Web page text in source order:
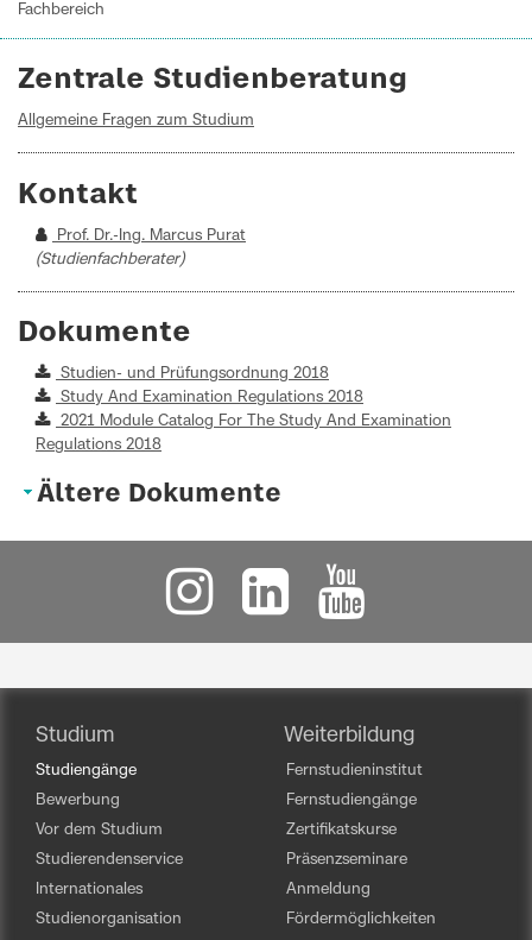
Fachbereich
Zentrale Studienberatung
Allgemeine Fragen zum Studium
Kontakt
Prof. Dr.-Ing. Marcus Purat
(Studienfachberater)
Dokumente
Studien- und Prüfungsordnung 2018
Study And Examination Regulations 2018
2021 Module Catalog For The Study And Examination
Regulations 2018
Ältere Dokumente
Studium
Studiengänge
Bewerbung
Vor dem Studium
Studierendenservice
Internationales
Studienorganisation
Weiterbildung
Fernstudieninstitut
Fernstudiengänge
Zertifikatskurse
Präsenzseminare
Anmeldung
Fördermöglichkeiten